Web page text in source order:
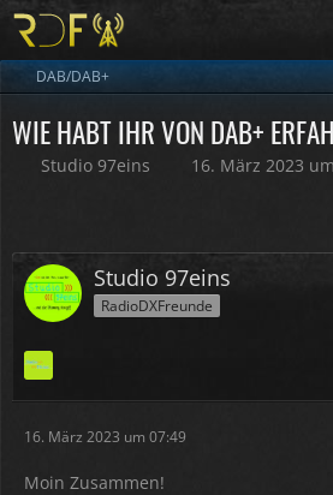
DAB/DAB+
WIE HABT IHR VON DAB+
Studio 97eins 16. März 2023
Studio 97eins
RadioDXFreunde
16. März 2023 um 07:49
Moin Zusammen!